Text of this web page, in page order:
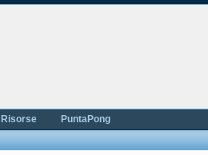
Risorse PuntaPong